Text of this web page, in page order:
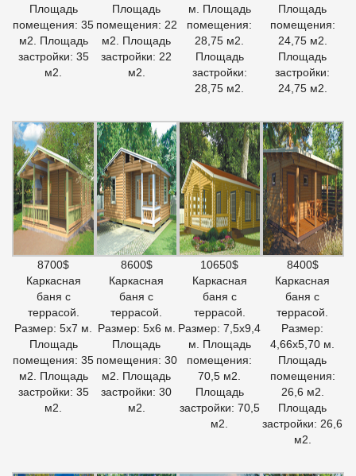
Площадь
помещения: 35
м2. Площадь
застройки: 35
м2.
Площадь
помещения: 22
м2. Площадь
застройки: 22
м2.
м. Площадь
помещения:
28,75 м2.
Площадь
застройки:
28,75 м2.
Площадь
помещения:
24,75 м2.
Площадь
застройки:
24,75 м2.
8700$
Каркасная
баня с
террасой.
Размер: 5х7 м.
Площадь
помещения: 35
м2. Площадь
застройки: 35
м2.
8600$
Каркасная
баня с
террасой.
Размер: 5х6 м.
Площадь
помещения: 30
м2. Площадь
застройки: 30
м2.
10650$
Каркасная
баня с
террасой.
Размер: 7,5х9,4
м. Площадь
помещения:
70,5 м2.
Площадь
застройки: 70,5
м2.
8400$
Каркасная
баня с
террасой.
Размер:
4,66х5,70 м.
Площадь
помещения:
26,6 м2.
Площадь
застройки: 26,6
м2.